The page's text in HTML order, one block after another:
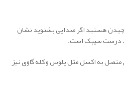
هستید اگر صدایی بشنوید نشان
درست سیبک است.
به اکسل مثل پلوس و کله گاوی نیز